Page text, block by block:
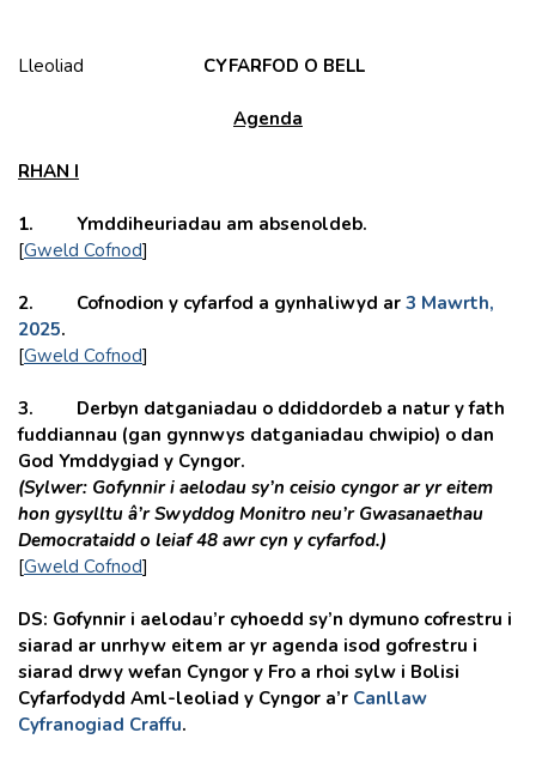
Lleoliad CYFARFOD O BELL
Agenda
RHAN I
1. Ymddiheuriadau am absenoldeb.
[Gweld Cofnod]
2. Cofnodion y cyfarfod a gynhaliwyd ar 3 Mawrth,
2025.
[Gweld Cofnod]
3. Derbyn datganiadau o ddiddordeb a natur y fath
fuddiannau (gan gynnwys datganiadau chwipio) o dan
God Ymddygiad y Cyngor.
(Sylwer: Gofynnir i aelodau sy’n ceisio cyngor ar yr eitem
hon gysylltu â’r Swyddog Monitro neu’r Gwasanaethau
Democrataidd o leiaf 48 awr cyn y cyfarfod.)
[Gweld Cofnod]
DS: Gofynnir i aelodau’r cyhoedd sy’n dymuno cofrestru i
siarad ar unrhyw eitem ar yr agenda isod gofrestru i
siarad drwy wefan Cyngor y Fro a rhoi sylw i Bolisi
Cyfarfodydd Aml-leoliad y Cyngor a’r Canllaw
Cyfranogiad Craffu.